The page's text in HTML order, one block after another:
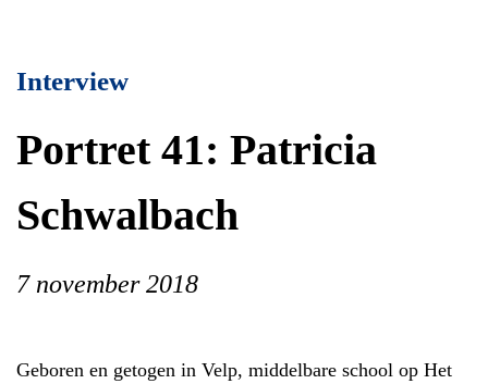
Interview
Portret 41: Patricia
Schwalbach
7 november 2018
Geboren en getogen in Velp, middelbare school op Het